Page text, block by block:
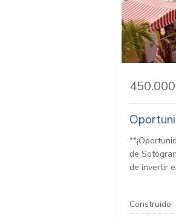
de
de invertir
Construido: